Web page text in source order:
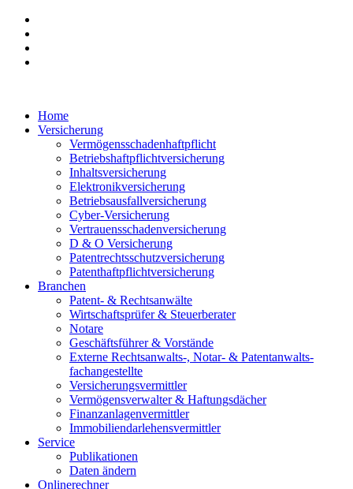
Home
Versicherung
Vermögensschadenhaftpflicht
Betriebshaftpflichtversicherung
Inhaltsversicherung
Elektronikversicherung
Betriebsausfallversicherung
Cyber-Versicherung
Vertrauensschadenversicherung
D & O Versicherung
Patentrechtsschutzversicherung
Patent­haftpflicht­­versicherung
Branchen
Patent- & Rechtsanwälte
Wirtschaftsprüfer & Steuerberater
Notare
Geschäftsführer & Vorstände
Externe Rechtsanwalts-, Notar- & Patentanwalts­
fachangestellte
Versicherungsvermittler
Vermögensverwalter & Haftungsdächer
Finanzanlagenvermittler
Immobiliendarlehensvermittler
Service
Publikationen
Daten ändern
Onlinerechner